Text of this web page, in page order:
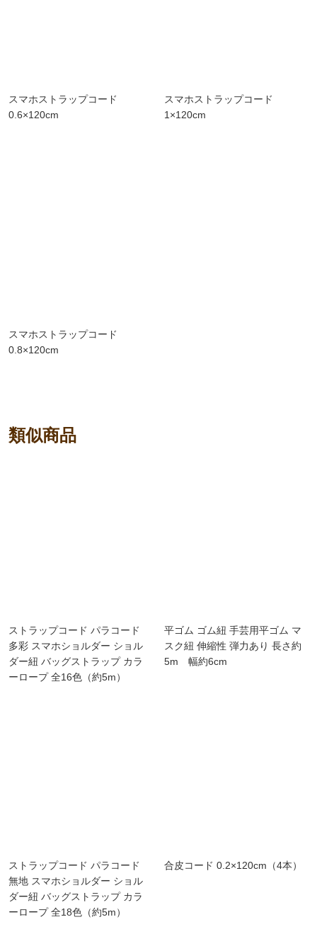
スマホストラップコード
0.6×120cm
スマホストラップコード
1×120cm
スマホストラップコード
0.8×120cm
類似商品
ストラップコード パラコード
多彩 スマホショルダー ショル
ダー紐 バッグストラップ カラ
ーロープ 全16色（約5m）
平ゴム ゴム紐 手芸用平ゴム マ
スク紐 伸縮性 弾力あり 長さ約
5m 幅約6cm
ストラップコード パラコード
無地 スマホショルダー ショル
ダー紐 バッグストラップ カラ
ーロープ 全18色（約5m）
合皮コード 0.2×120cm（4本）